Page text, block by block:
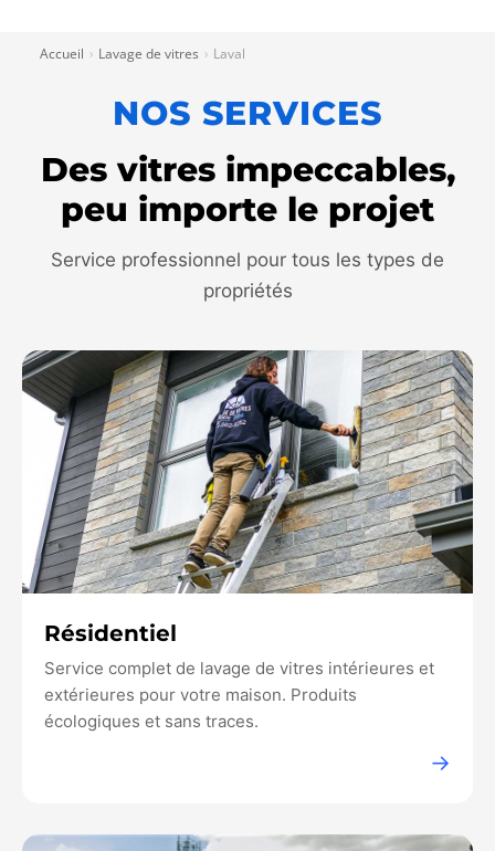
Accueil › Lavage de vitres › Laval
NOS SERVICES
Des vitres impeccables,
peu importe le projet
Service professionnel pour tous les types de
propriétés
Résidentiel
Service complet de lavage de vitres intérieures et
extérieures pour votre maison. Produits
écologiques et sans traces.
→